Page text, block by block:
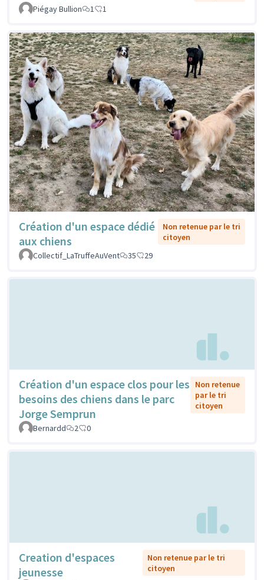
Piégay Bullion
1 1
Création d'un espace dédié
aux chiens
Non retenue par le tri
citoyen
Collectif_LaTruffeAuVent
35 29
Création d'un espace clos pour les
besoins des chiens dans le parc
Jorge Semprun
Non retenue
par le tri
citoyen
Bernardd 2 0
Creation d'espaces
jeunesse
Non retenue par le tri
citoyen